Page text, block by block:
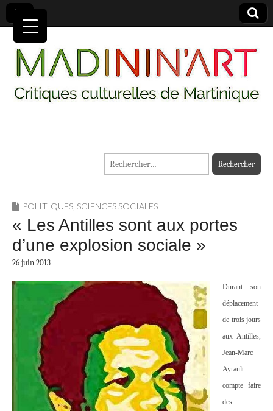
MADININ'ART
Rechercher :
POLITIQUES, SCIENCES SOCIALES
« Les Antilles sont aux portes
d’une explosion sociale »
26 juin 2013
Durant son
déplacement
de trois jours
aux Antilles,
Jean-Marc
Ayrault
compte faire
des